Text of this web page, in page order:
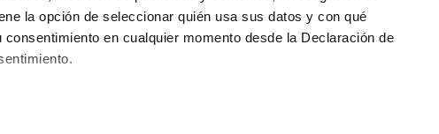
la opción de seleccionar quién usa sus datos y con qué
en cualquier momento desde la Declaración de